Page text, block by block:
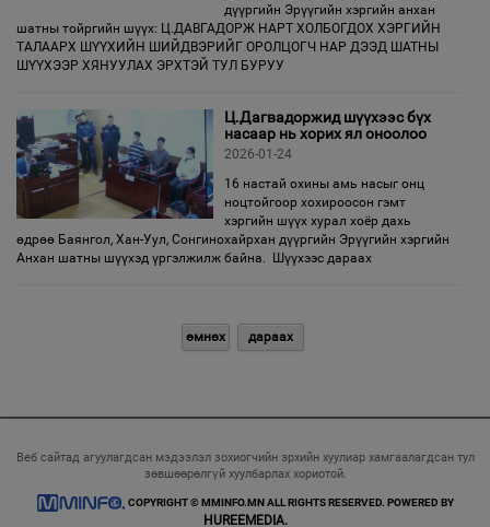
дүүргийн Эрүүгийн хэргийн анхан
шатны тойргийн шүүх: Ц.ДАВГАДОРЖ НАРТ ХОЛБОГДОХ ХЭРГИЙН
ТАЛААРХ ШҮҮХИЙН ШИЙДВЭРИЙГ ОРОЛЦОГЧ НАР ДЭЭД ШАТНЫ
ШҮҮХЭЭР ХЯНУУЛАХ ЭРХТЭЙ ТУЛ БУРУУ
Ц.Дагвадоржид шүүхээс бүх
насаар нь хорих ял оноолоо
2026-01-24
16 настай охины амь насыг онц
ноцтойгоор хохироосон гэмт
хэргийн шүүх хурал хоёр дахь
өдрөө Баянгол, Хан-Уул, Сонгинохайрхан дүүргийн Эрүүгийн хэргийн
Анхан шатны шүүхэд үргэлжилж байна. Шүүхээс дараах
өмнөх дараах
Веб сайтад агуулагдсан мэдээлэл зохиогчийн эрхийн хуулиар хамгаалагдсан тул
зөвшөөрөлгүй хуулбарлах хориотой.
COPYRIGHT © MMINFO.MN ALL RIGHTS RESERVED. POWERED BY
HUREEMEDIA.